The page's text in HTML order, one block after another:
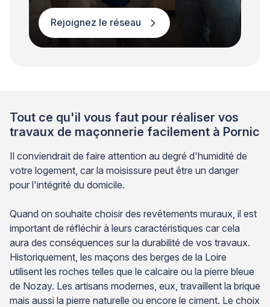
Rejoignez le réseau
Tout ce qu'il vous faut pour réaliser vos
travaux de maçonnerie facilement à Pornic
Il conviendrait de faire attention au degré d'humidité de
votre logement, car la moisissure peut être un danger
pour l'intégrité du domicile.
Quand on souhaite choisir des revêtements muraux, il est
important de réfléchir à leurs caractéristiques car cela
aura des conséquences sur la durabilité de vos travaux.
Historiquement, les maçons des berges de la Loire
utilisent les roches telles que le calcaire ou la pierre bleue
de Nozay. Les artisans modernes, eux, travaillent la brique
mais aussi la pierre naturelle ou encore le ciment. Le choix